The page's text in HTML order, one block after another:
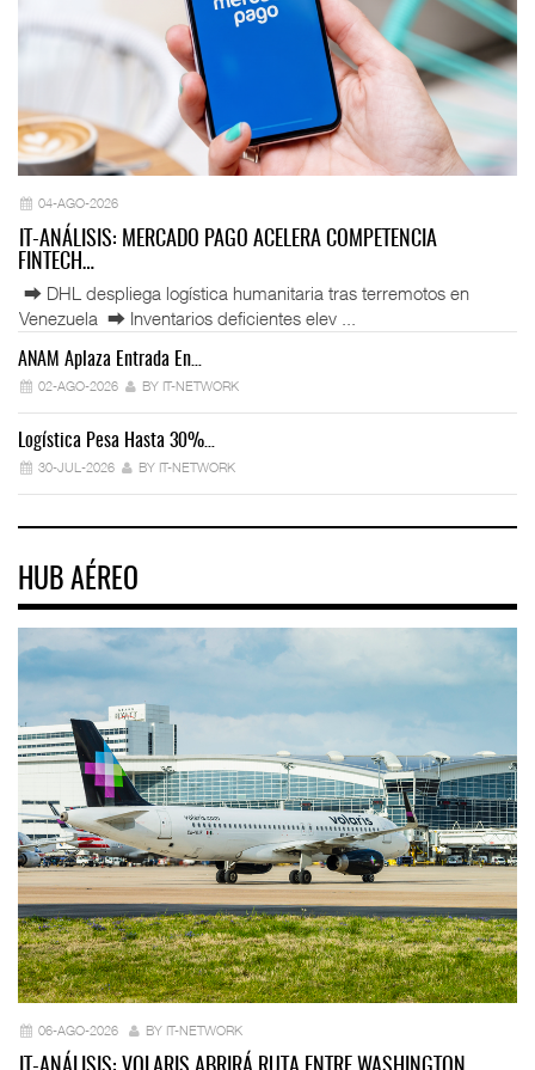
04-AGO-2026
IT-ANÁLISIS: MERCADO PAGO ACELERA COMPETENCIA
FINTECH…
⮕ DHL despliega logística humanitaria tras terremotos en
Venezuela ⮕ Inventarios deficientes elev ...
ANAM Aplaza Entrada En…
02-AGO-2026 BY IT-NETWORK
Logística Pesa Hasta 30%…
30-JUL-2026 BY IT-NETWORK
HUB AÉREO
06-AGO-2026 BY IT-NETWORK